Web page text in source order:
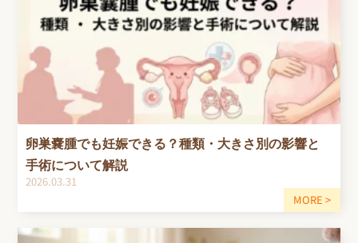
卵巣嚢腫でも妊娠できる？種類・大きさ別の影響と
手術について解説
2026.03.31